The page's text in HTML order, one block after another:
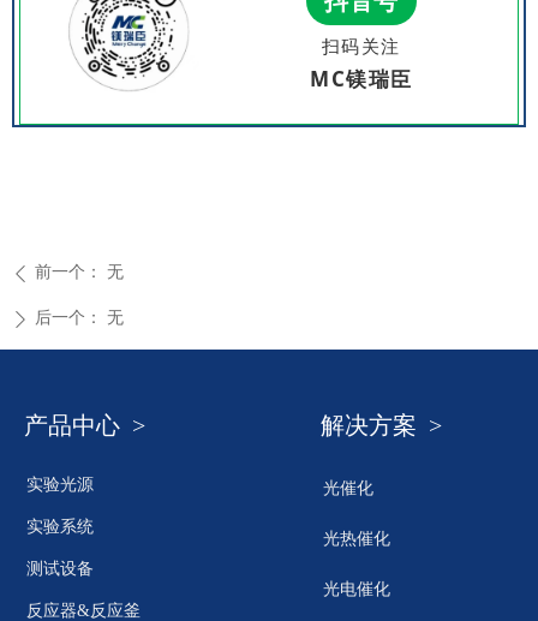
扫码关注
MC镁瑞臣
ꄴ 前一个： 无
ꄲ 后一个： 无
产品中心 >
实验光源
实验系统
测试设备
反应器&反应釜
解决方案 >
光催化
光热催化
光电催化